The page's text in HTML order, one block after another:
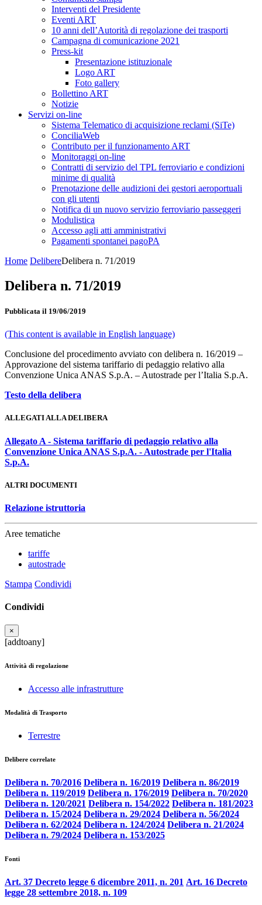
Interventi del Presidente
Eventi ART
10 anni dell’Autorità di regolazione dei trasporti
Campagna di comunicazione 2021
Press-kit
Presentazione istituzionale
Logo ART
Foto gallery
Bollettino ART
Notizie
Servizi on-line
Sistema Telematico di acquisizione reclami (SiTe)
ConciliaWeb
Contributo per il funzionamento ART
Monitoraggi on-line
Contratti di servizio del TPL ferroviario e condizioni
minime di qualità
Prenotazione delle audizioni dei gestori aeroportuali
con gli utenti
Notifica di un nuovo servizio ferroviario passeggeri
Modulistica
Accesso agli atti amministrativi
Pagamenti spontanei pagoPA
Home DelibereDelibera n. 71/2019
Delibera n. 71/2019
Pubblicata il 19/06/2019
(This content is available in English language)
Conclusione del procedimento avviato con delibera n. 16/2019 –
Approvazione del sistema tariffario di pedaggio relativo alla
Convenzione Unica ANAS S.p.A. – Autostrade per l’Italia S.p.A.
Testo della delibera
ALLEGATI ALLA DELIBERA
Allegato A - Sistema tariffario di pedaggio relativo alla
Convenzione Unica ANAS S.p.A. - Autostrade per l'Italia
S.p.A.
ALTRI DOCUMENTI
Relazione istruttoria
Aree tematiche
tariffe
autostrade
Stampa Condividi
Condividi
×
[addtoany]
Attività di regolazione
Accesso alle infrastrutture
Modalità di Trasporto
Terrestre
Delibere correlate
Delibera n. 70/2016 Delibera n. 16/2019 Delibera n. 86/2019
Delibera n. 119/2019 Delibera n. 176/2019 Delibera n. 70/2020
Delibera n. 120/2021 Delibera n. 154/2022 Delibera n. 181/2023
Delibera n. 15/2024 Delibera n. 29/2024 Delibera n. 56/2024
Delibera n. 62/2024 Delibera n. 124/2024 Delibera n. 21/2024
Delibera n. 79/2024 Delibera n. 153/2025
Fonti
Art. 37 Decreto legge 6 dicembre 2011, n. 201 Art. 16 Decreto
legge 28 settembre 2018, n. 109